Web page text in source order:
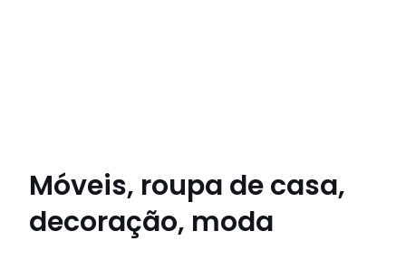
Móveis, roupa de casa,
decoração, moda